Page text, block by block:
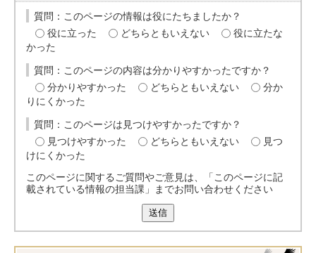
質問：このページの情報は役にたちましたか？
役に立った
どちらともいえない
役に立たな
かった
質問：このページの内容は分かりやすかったですか？
分かりやすかった
どちらともいえない
分か
りにくかった
質問：このページは見つけやすかったですか？
見つけやすかった
どちらともいえない
見つ
けにくかった
このページに関するご質問やご意見は、「このページに記
載されている情報の担当課」までお問い合わせください
送信